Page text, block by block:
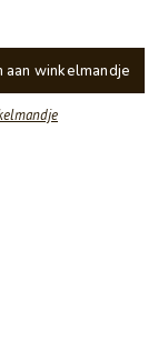
aan winkelmandje